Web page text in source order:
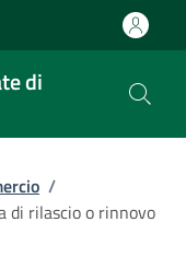
di
/
di rilascio o rinnovo